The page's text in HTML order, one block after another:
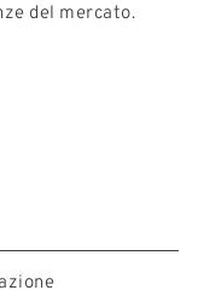
del mercato.